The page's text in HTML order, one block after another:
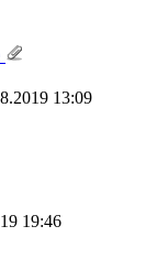
13:09
19:46